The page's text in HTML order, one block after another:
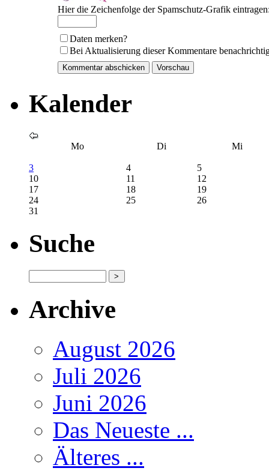
Hier die Zeichenfolge der Spamschutz-Grafik
Daten merken?
Bei Aktualisierung dieser Kommentare
Kalender
Mo Di Mi
3 4
5
10
11
12
17
18
19
24
25
26
31
Suche
Archive
August 2026
Juli 2026
Juni 2026
Das Neueste ...
Älteres ...